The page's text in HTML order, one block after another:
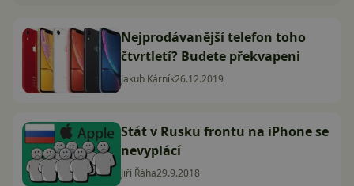
Nejprodávanější telefon toho
čtvrtletí? Budete překvapeni
Jakub Kárník26.12.2019
Stát v Rusku frontu na iPhone se
nevyplácí
Jiří Řáha29.9.2018